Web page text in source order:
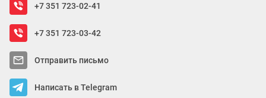
+7 351 723-02-41
+7 351 723-03-42
Отправить письмо
Написать в Telegram